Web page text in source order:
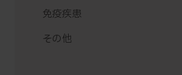
免疫疾患
その他